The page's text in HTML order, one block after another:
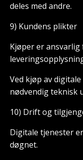
deles med andre.
9) Kundens plikter
Kjøper er
Ved kjøp av
nødvendig teknisk
10) Drift og
Digitale tjenester
døgnet.